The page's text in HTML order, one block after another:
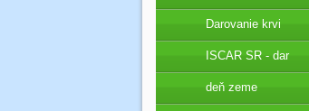
Darovanie krvi
ISCAR SR - dar
deň zeme